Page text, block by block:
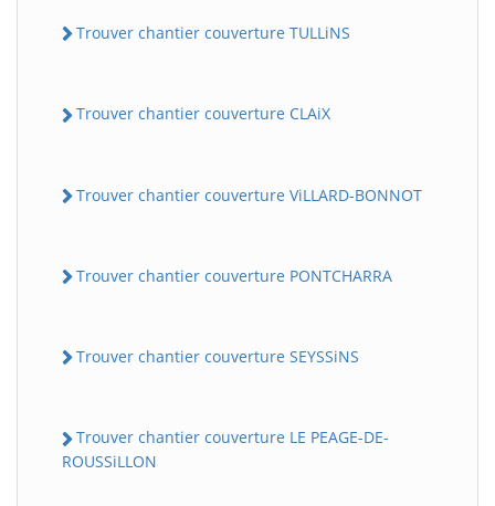
Trouver chantier couverture TULLiNS
Trouver chantier couverture CLAiX
Trouver chantier couverture ViLLARD-BONNOT
Trouver chantier couverture PONTCHARRA
Trouver chantier couverture SEYSSiNS
Trouver chantier couverture LE PEAGE-DE-
ROUSSiLLON